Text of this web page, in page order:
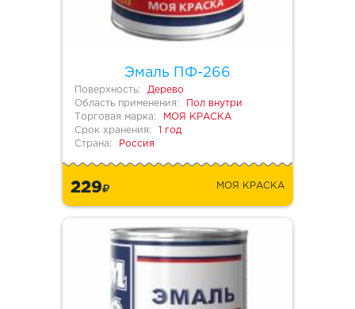
Эмаль ПФ-266
Поверхность:
Дерево
Область применения:
Пол внутри
Торговая марка:
МОЯ КРАСКА
Срок хранения:
1 год
Страна:
Россия
229 МОЯ КРАСКА